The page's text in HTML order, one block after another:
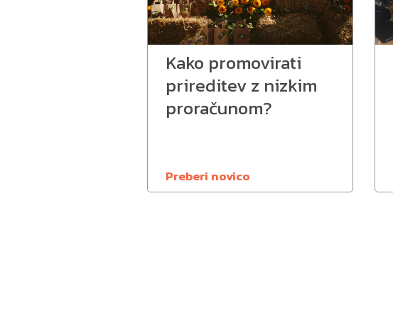
Kako promovirati
prireditev z nizkim
proračunom?
Preberi novico